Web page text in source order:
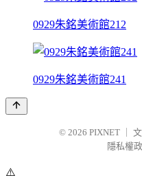
0929朱銘美術館212
0929朱銘美術館241
© 2026 PIXNET
隱私權
⚠️